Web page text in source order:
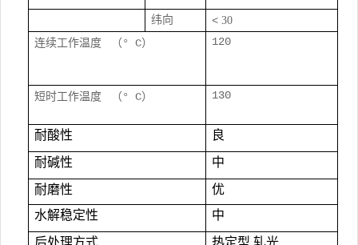
纬向 < 30
连续工作温度
（° C） 120
短时工作温度 （° C） 130
耐酸性
良
耐碱性
中
耐磨性
优
水解稳定性
中
后处理方式
热定型 轧光